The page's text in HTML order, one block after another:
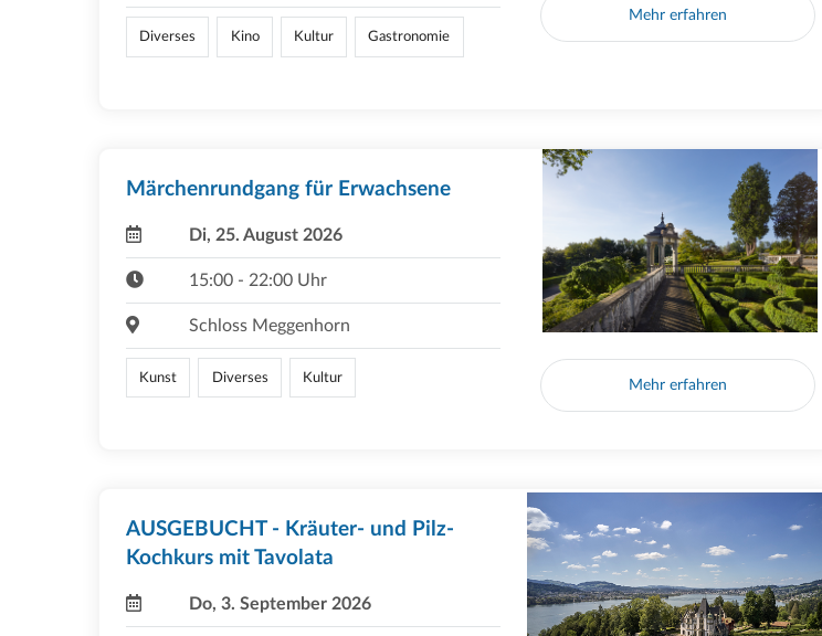
Diverses Kino Kultur Gastronomie
Mehr erfahren
Märchenrundgang für Erwachsene
Di, 25. August 2026
15:00 - 22:00 Uhr
Schloss Meggenhorn
Kunst Diverses Kultur Mehr erfahren
AUSGEBUCHT - Kräuter- und Pilz-
Kochkurs mit Tavolata
Do, 3. September 2026